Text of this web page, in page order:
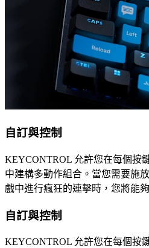
自訂與控制
KEYCONTROL 允許您在每個按
中建構多動作組合。當您需要施
戲中進行瘋狂的連擊時，您將能
自訂與控制
KEYCONTROL 允許您在每個按